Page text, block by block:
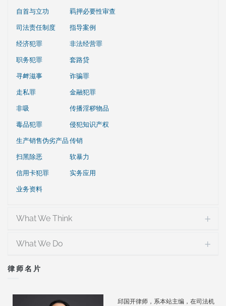
自首与立功
羁押必要性审查
司法责任制度
指导案例
经济犯罪
非法经营罪
职务犯罪
套路贷
寻衅滋事
诈骗罪
走私罪
金融犯罪
非吸
传播淫秽物品
毒品犯罪
侵犯知识产权
生产销售伪劣产品传销
扫黑除恶
软暴力
信用卡犯罪
实务应用
业务资料
What We Think
What We Do
律师名片
邱国开律师，系本站主编，在司法机